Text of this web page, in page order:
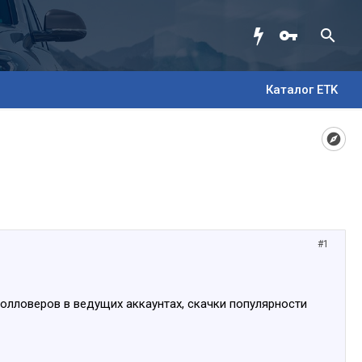
Каталог ETK
#1
в ведущих аккаунтах, скачки популярности